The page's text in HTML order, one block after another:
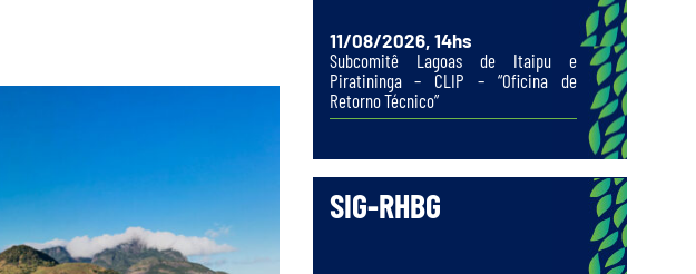
11/08/2026, 14hs
Subcomitê Lagoas de Itaipu e
Piratininga – CLIP – “Oficina de
Retorno Técnico”
SIG-RHBG